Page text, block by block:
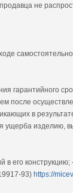
не
гарантийного
после
в
изделию,
его
93) https://